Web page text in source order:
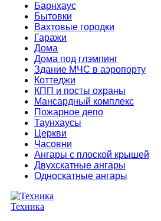
Барнхаус
Бытовки
Вахтовые городки
Гаражи
Дома
Дома под глэмпинг
Здание МЧС в аэропорту
Коттеджи
КПП и посты охраны
Мансардный комплекс
Пожарное депо
Таунхаусы
Церкви
Часовни
Ангары с плоской крышей
Двухскатные ангары
Односкатные ангары
Техника